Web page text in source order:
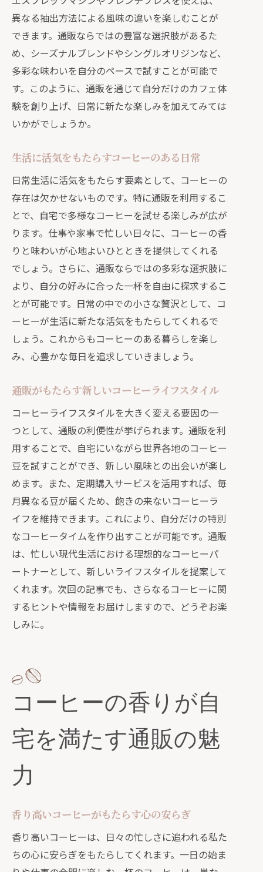
日常のストレスを和らげるコーヒーの
力
通販で手軽に癒やしを感じるコーヒー
選び
通販がもたらす癒やしのコーヒータイ
ム
らし
通販で広がるコーヒー体験と心の豊かさ
通販で見つける新たなコーヒーの楽し
み方
心を豊かにする通販コーヒーの選び方
コーヒー体験を広げる通販の可能性
通販で手に入れる多様なコーヒーの魅
力
通販が叶える心豊かなコーヒーライフ
新しい趣味としての通販コーヒー選び
通販で見つける特別なコーヒーの一杯で生
活に彩りを
通販で手に入れる特別な一杯の楽しみ
生活を彩る通販コーヒーの選び方
特別なコーヒーで日常に彩りを添える
通販で発見する個性的なコーヒーの魅
力
心躍る通販コーヒー選びのポイント
通販がもたらす新しいコーヒーの楽し
み方
異なる抽出方法による風味の違いを楽しむことが
できます。通販ならではの豊富な選択肢があるた
め、シーズナルブレンドやシングルオリジンなど、
多彩な味わいを自分のペースで試すことが可能で
す。このように、通販を通じて自分だけのカフェ体
験を創り上げ、日常に新たな楽しみを加えてみては
いかがでしょうか。
生活に活気をもたらすコーヒーのある日常
日常生活に活気をもたらす要素として、コーヒーの
存在は欠かせないものです。特に通販を利用するこ
とで、自宅で多様なコーヒーを試せる楽しみが広が
ります。仕事や家事で忙しい日々に、コーヒーの香
りと味わいが心地よいひとときを提供してくれる
でしょう。さらに、通販ならではの多彩な選択肢に
より、自分の好みに合った一杯を自由に探求するこ
とが可能です。日常の中での小さな贅沢として、コ
ーヒーが生活に新たな活気をもたらしてくれるで
しょう。これからもコーヒーのある暮らしを楽し
み、心豊かな毎日を追求していきましょう。
通販がもたらす新しいコーヒーライフスタイル
コーヒーライフスタイルを大きく変える要因の一
つとして、通販の利便性が挙げられます。通販を利
用することで、自宅にいながら世界各地のコーヒー
豆を試すことができ、新しい風味との出会いが楽し
めます。また、定期購入サービスを活用すれば、毎
月異なる豆が届くため、飽きの来ないコーヒーラ
イフを維持できます。これにより、自分だけの特別
なコーヒータイムを作り出すことが可能です。通販
は、忙しい現代生活における理想的なコーヒーパ
ートナーとして、新しいライフスタイルを提案して
くれます。次回の記事でも、さらなるコーヒーに関
するヒントや情報をお届けしますので、どうぞお楽
しみに。
コーヒーの香りが自
宅を満たす通販の魅
力
香り高いコーヒーがもたらす心の安らぎ
香り高いコーヒーは、日々の忙しさに追われる私た
ちの心に安らぎをもたらしてくれます。一日の始ま